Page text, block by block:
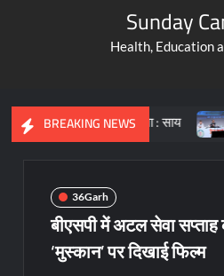
Sunday
Health, Education
BREAKING NEWS
की आधारशिला : साय छत्तीसगढ़ में
36Garh
बीएसपी में अटल सेवा
‘मुस्कान’ पर दिखाई फिल्म